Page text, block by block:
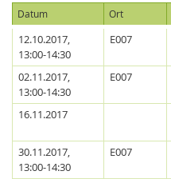
Datum Ort
12.10.2017,
13:00-14:30
E007
02.11.2017,
13:00-14:30
E007
16.11.2017
30.11.2017,
13:00-14:30
E007